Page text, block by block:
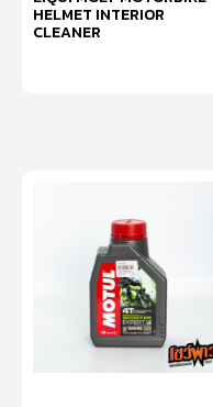
HELMET INTERIOR
CLEANER